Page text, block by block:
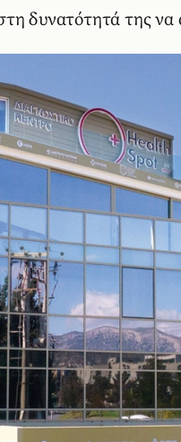
δυνατότητά της να